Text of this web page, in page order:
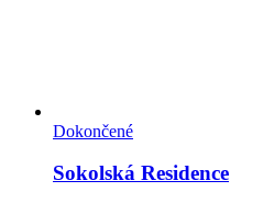
Dokončené
Sokolská Residence